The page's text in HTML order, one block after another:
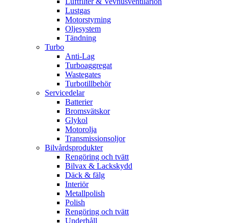
Lustgas
Motorstyrning
Oljesystem
Tändning
Turbo
Anti-Lag
Turboaggregat
Wastegates
Turbotillbehör
Servicedelar
Batterier
Bromsvätskor
Glykol
Motorolja
Transmissionsoljor
Bilvårdsprodukter
Rengöring och tvätt
Bilvax & Lackskydd
Däck & fälg
Interiör
Metallpolish
Polish
Rengöring och tvätt
Underhåll